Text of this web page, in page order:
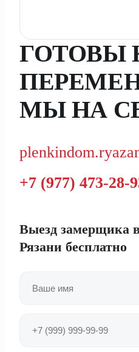
ГОТОВЫ
МЫ НА
+7 (977) 473-28-
Выезд замерщика
Рязани бесплатно